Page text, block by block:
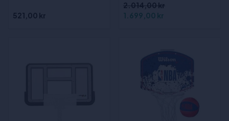
521,00 kr
2.014,00 kr
1.699,00 kr